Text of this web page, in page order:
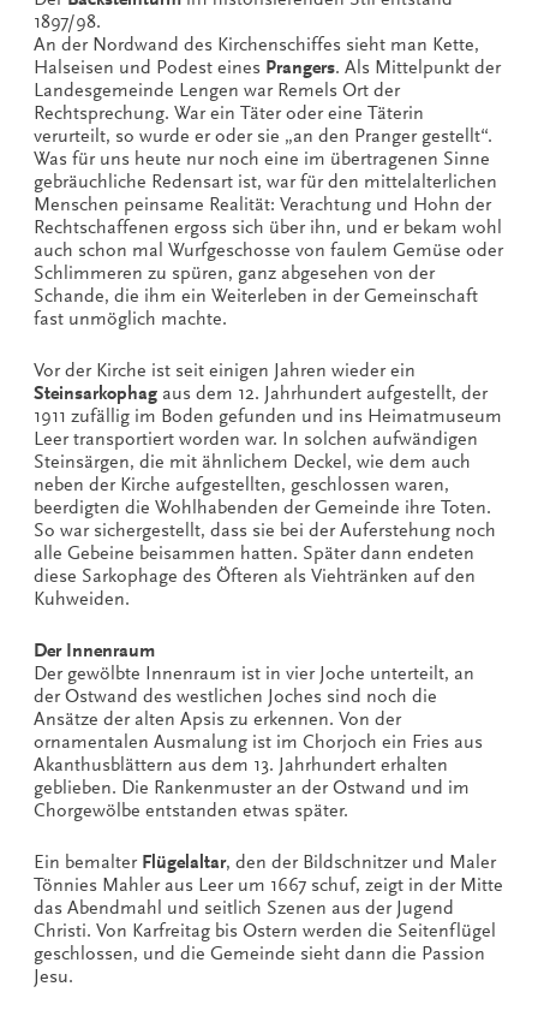
1897/98.
An der Nordwand des Kirchenschiffes sieht man Kette,
Halseisen und Podest eines Prangers. Als Mittelpunkt der
Landesgemeinde Lengen war Remels Ort der
Rechtsprechung. War ein Täter oder eine Täterin
verurteilt, so wurde er oder sie „an den Pranger gestellt“.
Was für uns heute nur noch eine im übertragenen Sinne
gebräuchliche Redensart ist, war für den mittelalterlichen
Menschen peinsame Realität: Verachtung und Hohn der
Rechtschaffenen ergoss sich über ihn, und er bekam wohl
auch schon mal Wurfgeschosse von faulem Gemüse oder
Schlimmeren zu spüren, ganz abgesehen von der
Schande, die ihm ein Weiterleben in der Gemeinschaft
fast unmöglich machte.
Vor der Kirche ist seit einigen Jahren wieder ein
Steinsarkophag aus dem 12. Jahrhundert aufgestellt, der
1911 zufällig im Boden gefunden und ins Heimatmuseum
Leer transportiert worden war. In solchen aufwändigen
Steinsärgen, die mit ähnlichem Deckel, wie dem auch
neben der Kirche aufgestellten, geschlossen waren,
beerdigten die Wohlhabenden der Gemeinde ihre Toten.
So war sichergestellt, dass sie bei der Auferstehung noch
alle Gebeine beisammen hatten. Später dann endeten
diese Sarkophage des Öfteren als Viehtränken auf den
Kuhweiden.
Der Innenraum
Der gewölbte Innenraum ist in vier Joche unterteilt, an
der Ostwand des westlichen Joches sind noch die
Ansätze der alten Apsis zu erkennen. Von der
ornamentalen Ausmalung ist im Chorjoch ein Fries aus
Akanthusblättern aus dem 13. Jahrhundert erhalten
geblieben. Die Rankenmuster an der Ostwand und im
Chorgewölbe entstanden etwas später.
Ein bemalter Flügelaltar, den der Bildschnitzer und Maler
Tönnies Mahler aus Leer um 1667 schuf, zeigt in der Mitte
das Abendmahl und seitlich Szenen aus der Jugend
Christi. Von Karfreitag bis Ostern werden die Seitenflügel
geschlossen, und die Gemeinde sieht dann die Passion
Jesu.